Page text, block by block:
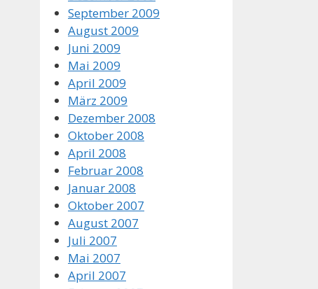
September 2009
August 2009
Juni 2009
Mai 2009
April 2009
März 2009
Dezember 2008
Oktober 2008
April 2008
Februar 2008
Januar 2008
Oktober 2007
August 2007
Juli 2007
Mai 2007
April 2007